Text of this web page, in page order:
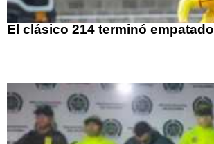
El clásico 214 terminó empatado